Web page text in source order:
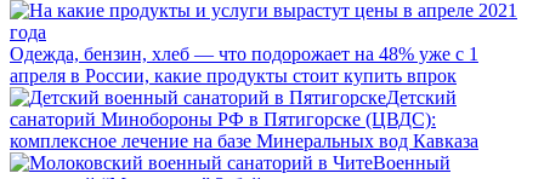
Одежда, бензин, хлеб — что подорожает на 48% уже с 1
апреля в России, какие продукты стоит купить впрок
Детский
санаторий Минобороны РФ в Пятигорске (ЦВДС):
комплексное лечение на базе Минеральных вод Кавказа
Военный